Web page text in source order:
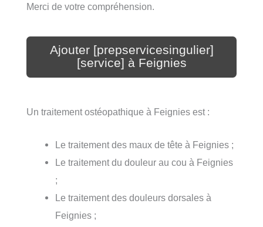
Merci de votre compréhension.
Ajouter [prepservicesingulier]
[service] à Feignies
Un traitement ostéopathique à Feignies est :
Le traitement des maux de tête à Feignies ;
Le traitement du douleur au cou à Feignies
;
Le traitement des douleurs dorsales à
Feignies ;